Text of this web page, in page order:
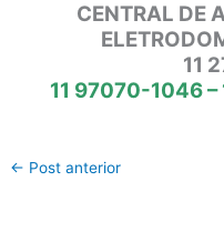
CENTRAL DE
11
11 97070-1046
← Post anterior